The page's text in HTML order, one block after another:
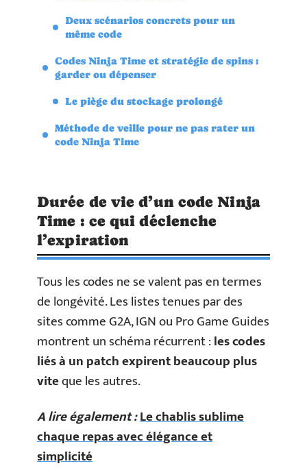
Deux scénarios concrets pour un
même code
Codes Ninja Time et stratégie de spins :
garder ou dépenser
Le piège du stockage prolongé
Méthode de veille pour ne pas rater un
code Ninja Time
Durée de vie d’un code Ninja
Time : ce qui déclenche
l’expiration
Tous les codes ne se valent pas en termes
de longévité. Les listes tenues par des
sites comme G2A, IGN ou Pro Game Guides
montrent un schéma récurrent :les codes
liés à un patch expirent beaucoup plus
viteque les autres.
A lire également :Le chablis sublime
chaque repas avec élégance et
simplicité